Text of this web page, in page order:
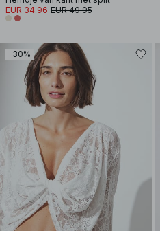
EUR 34.96 EUR 49.95
-30%